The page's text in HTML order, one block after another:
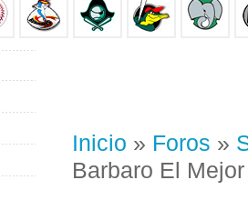
Inicio » Foros »
Barbaro El Mejor